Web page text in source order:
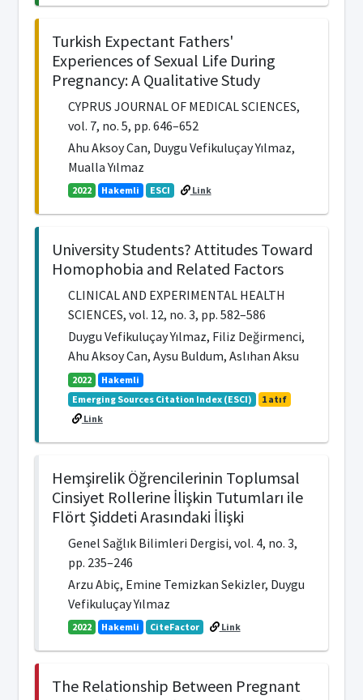
Turkish Expectant Fathers'
Experiences of Sexual Life During
Pregnancy: A Qualitative Study
CYPRUS JOURNAL OF MEDICAL SCIENCES,
vol. 7, no. 5, pp. 646–652
Ahu Aksoy Can, Duygu Vefikuluçay Yılmaz,
Mualla Yılmaz
2022 Hakemli ESCI Link
University Students? Attitudes Toward
Homophobia and Related Factors
CLINICAL AND EXPERIMENTAL HEALTH
SCIENCES, vol. 12, no. 3, pp. 582–586
Duygu Vefikuluçay Yılmaz, Filiz Değirmenci,
Ahu Aksoy Can, Aysu Buldum, Aslıhan Aksu
2022
Hakemli
Emerging Sources Citation Index (ESCI)
1 atıf
Link
Hemşirelik Öğrencilerinin Toplumsal
Cinsiyet Rollerine İlişkin Tutumları ile
Flört Şiddeti Arasındaki İlişki
Genel Sağlık Bilimleri Dergisi, vol. 4, no. 3,
pp. 235–246
Arzu Abiç, Emine Temizkan Sekizler, Duygu
Vefikuluçay Yılmaz
2022 Hakemli CiteFactor Link
The Relationship Between Pregnant